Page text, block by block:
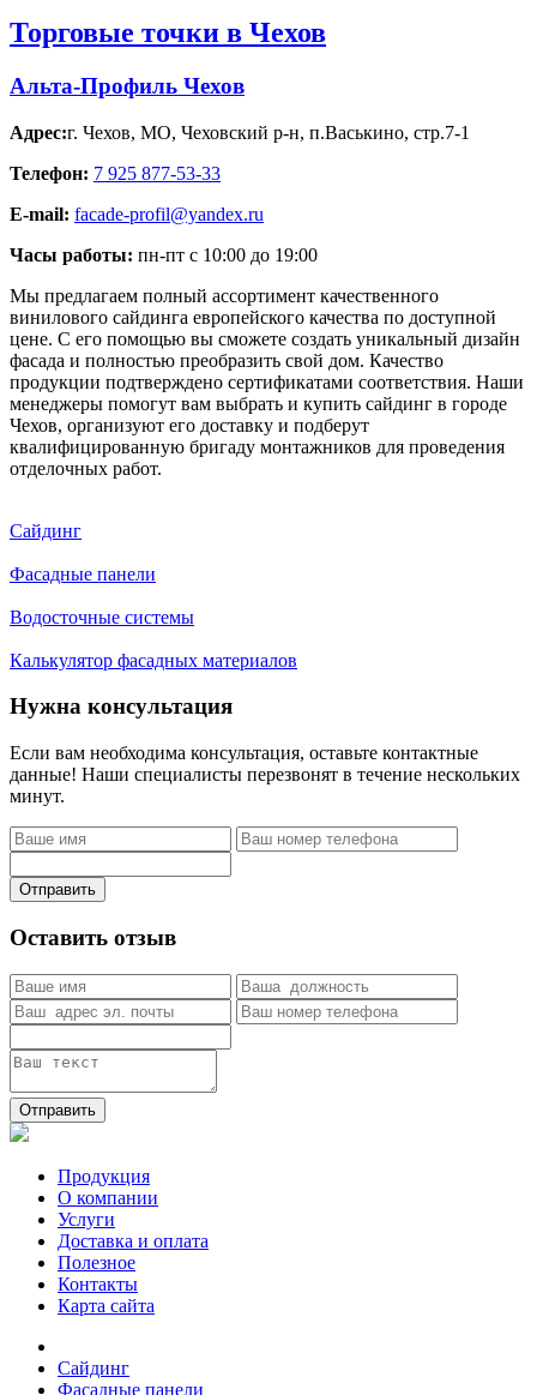
Торговые точки в Чехов
Альта-Профиль Чехов
Адрес:г. Чехов, МО, Чеховский р-н, п.Васькино, стр.7-1
Телефон: 7 925 877-53-33
E-mail: facade-profil@yandex.ru
Часы работы: пн-пт с 10:00 до 19:00
Мы предлагаем полный ассортимент качественного
винилового сайдинга европейского качества по доступной
цене. С его помощью вы сможете создать уникальный дизайн
фасада и полностью преобразить свой дом. Качество
продукции подтверждено сертификатами соответствия. Наши
менеджеры помогут вам выбрать и купить сайдинг в городе
Чехов, организуют его доставку и подберут
квалифицированную бригаду монтажников для проведения
отделочных работ.
Сайдинг
Фасадные панели
Водосточные системы
Калькулятор фасадных материалов
Нужна консультация
Если вам необходима консультация, оставьте контактные
данные! Наши специалисты перезвонят в течение нескольких
минут.
Отправить
Оставить отзыв
Отправить
Продукция
О компании
Услуги
Доставка и оплата
Полезное
Контакты
Карта сайта
Сайдинг
Фасадные панели